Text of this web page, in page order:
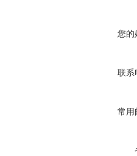
您的
联系
常用